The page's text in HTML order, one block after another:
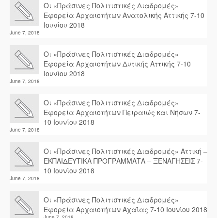
Οι «Πράσινες Πολιτιστικές Διαδρομές»
Εφορεία Αρχαιοτήτων Ανατολικής Αττικής 7-10
Ιουνίου 2018
June 7, 2018
Οι «Πράσινες Πολιτιστικές Διαδρομές»
Εφορεία Αρχαιοτήτων Δυτικής Αττικής 7-10
Ιουνίου 2018
June 7, 2018
Οι «Πράσινες Πολιτιστικές Διαδρομές»
Εφορεία Αρχαιοτήτων Πειραιώς και Νήσων 7-
10 Ιουνίου 2018
June 7, 2018
Οι «Πράσινες Πολιτιστικές Διαδρομές» Αττική –
ΕΚΠΑΙΔΕΥΤΙΚΑ ΠΡΟΓΡΑΜΜΑΤΑ – ΞΕΝΑΓΗΣΕΙΣ 7-
10 Ιουνίου 2018
June 7, 2018
Οι «Πράσινες Πολιτιστικές Διαδρομές»
Εφορεία Αρχαιοτήτων Αχαΐας 7-10 Ιουνίου 2018